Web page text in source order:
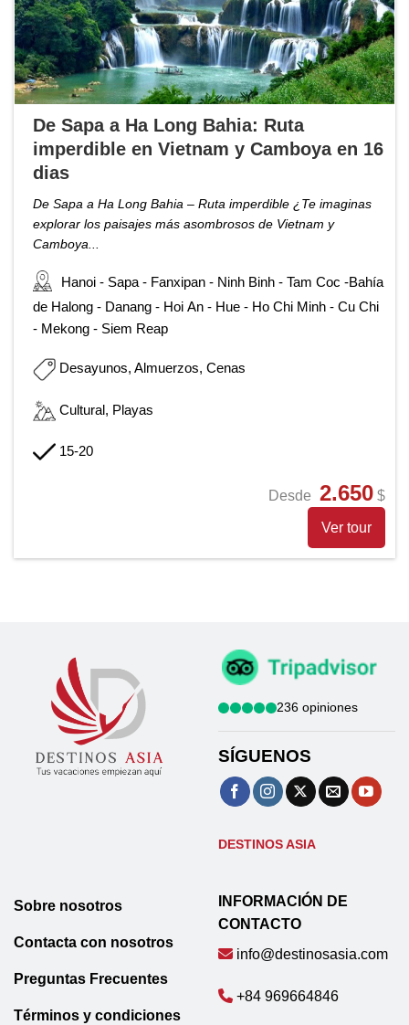
De Sapa a Ha Long Bahia: Ruta
imperdible en Vietnam y Camboya en 16
dias
De Sapa a Ha Long Bahia – Ruta imperdible ¿Te imaginas
explorar los paisajes más asombrosos de Vietnam y
Camboya...
Hanoi - Sapa - Fanxipan - Ninh Binh - Tam Coc -Bahía
de Halong - Danang - Hoi An - Hue - Ho Chi Minh - Cu Chi
- Mekong - Siem Reap
Desayunos, Almuerzos, Cenas
Cultural, Playas
15-20
Desde 2.650 $
Ver tour
236 opiniones
SÍGUENOS
DESTINOS ASIA
Sobre nosotros
Contacta con nosotros
Preguntas Frecuentes
Términos y condiciones
INFORMACIÓN DE
CONTACTO
info@destinosasia.com
+84 969664846